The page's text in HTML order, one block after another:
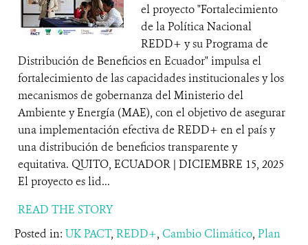
el proyecto "Fortalecimiento
de la Política Nacional
REDD+ y su Programa de
Distribución de Beneficios en Ecuador" impulsa el
fortalecimiento de las capacidades institucionales y los
mecanismos de gobernanza del Ministerio del
Ambiente y Energía (MAE), con el objetivo de asegurar
una implementación efectiva de REDD+ en el país y
una distribución de beneficios transparente y
equitativa. QUITO, ECUADOR | DICIEMBRE 15, 2025
El proyecto es lid...
READ THE STORY
Posted in: UK PACT, REDD+, Cambio Climático, Plan